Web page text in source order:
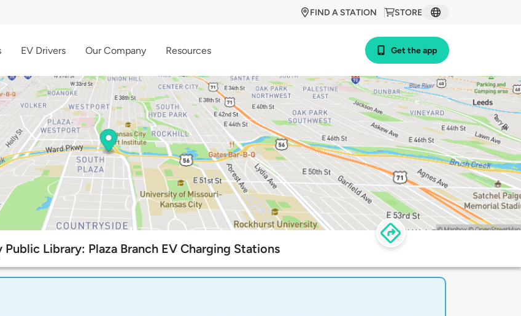
STORE
FIND A STATION
EV Drivers Our Company Resources Get the app
Public Library: Plaza Branch EV Charging Stations